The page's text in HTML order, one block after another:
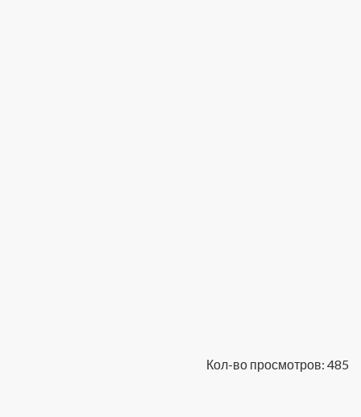
Кол-во просмотров: 485